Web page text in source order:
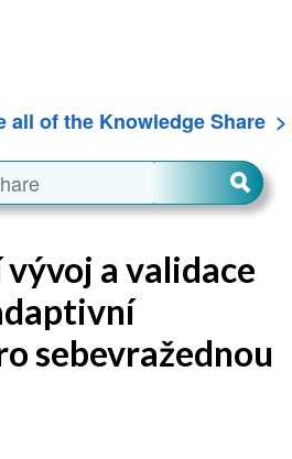
all of the Knowledge Share
a validace
sebevražednou